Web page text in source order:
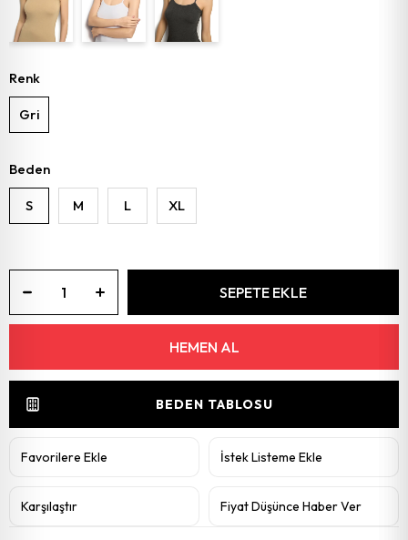
Renk
Gri
Beden
S M L XL
BEDEN TABLOSU
Favorilere Ekle İstek Listeme Ekle
Karşılaştır Fiyat Düşünce Haber Ver